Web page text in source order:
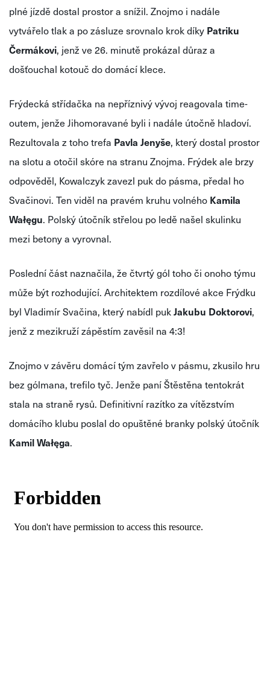
plné jízdě dostal prostor a snížil. Znojmo i nadále
vytvářelo tlak a po zásluze srovnalo krok díky Patriku
Čermákovi, jenž ve 26. minutě prokázal důraz a
došťouchal kotouč do domácí klece.
Frýdecká střídačka na nepříznivý vývoj reagovala time-
outem, jenže Jihomoravané byli i nadále útočně hladoví.
Rezultovala z toho trefa Pavla Jenyše, který dostal prostor
na slotu a otočil skóre na stranu Znojma. Frýdek ale brzy
odpověděl, Kowalczyk zavezl puk do pásma, předal ho
Svačinovi. Ten viděl na pravém kruhu volného Kamila
Wałęgu. Polský útočník střelou po ledě našel skulinku
mezi betony a vyrovnal.
Poslední část naznačila, že čtvrtý gól toho či onoho týmu
může být rozhodující. Architektem rozdílové akce Frýdku
byl Vladimír Svačina, který nabídl pukJakubu Doktorovi,
jenž z mezikruží zápěstím zavěsil na 4:3!
Znojmo v závěru domácí tým zavřelo v pásmu, zkusilo hru
bez gólmana, trefilo tyč. Jenže paní Štěstěna tentokrát
stala na straně rysů. Definitivní razítko za vítězstvím
domácího klubu poslal do opuštěné branky polský útočník
Kamil Wałęga.